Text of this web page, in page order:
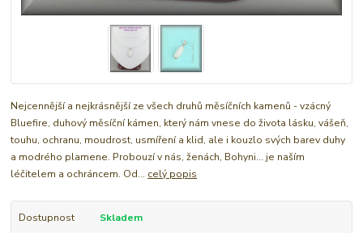
Nejcennější a nejkrásnější ze všech druhů měsíčních kamenů - vzácný
Bluefire, duhový měsíční kámen, který nám vnese do života lásku, vášeň,
touhu, ochranu, moudrost, usmíření a klid, ale i kouzlo svých barev duhy
a modrého plamene. Probouzí v nás, ženách, Bohyni... je naším
léčitelem a ochráncem. Od... celý popis
Dostupnost Skladem